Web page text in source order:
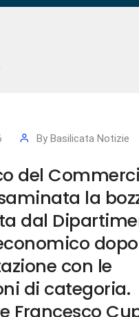
By Basilicata Notizie
del
la
dal
con le
di categoria.
Francesco